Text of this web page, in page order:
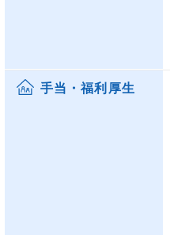
手当・福利厚生